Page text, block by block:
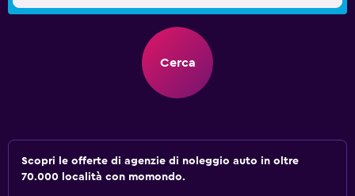
Cerca
Scopri le offerte di agenzie di noleggio auto in oltre
70.000 località con momondo.